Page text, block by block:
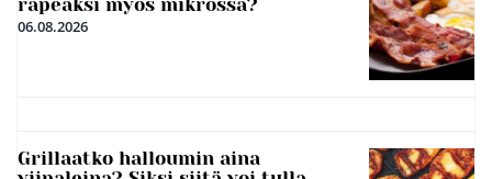
06.08.2026
Grillaatko halloumin aina